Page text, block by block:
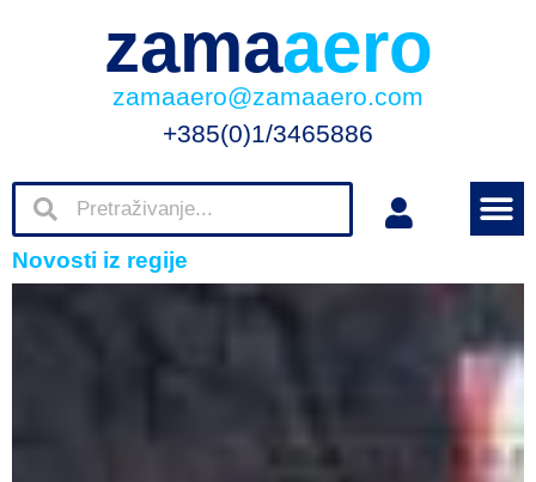
zamaaero
zamaaero@zamaaero.com
+385(0)1/3465886
Novosti iz regije